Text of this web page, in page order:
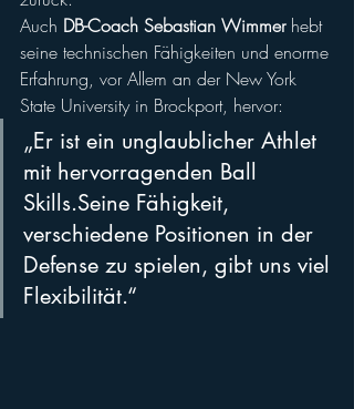
Auch DB-Coach Sebastian Wimmer hebt
seine technischen Fähigkeiten und enorme
Erfahrung, vor Allem an der New York
State University in Brockport, hervor:
„Er ist ein unglaublicher Athlet
mit hervorragenden Ball
Skills.Seine Fähigkeit,
verschiedene Positionen in der
Defense zu spielen, gibt uns viel
Flexibilität.“